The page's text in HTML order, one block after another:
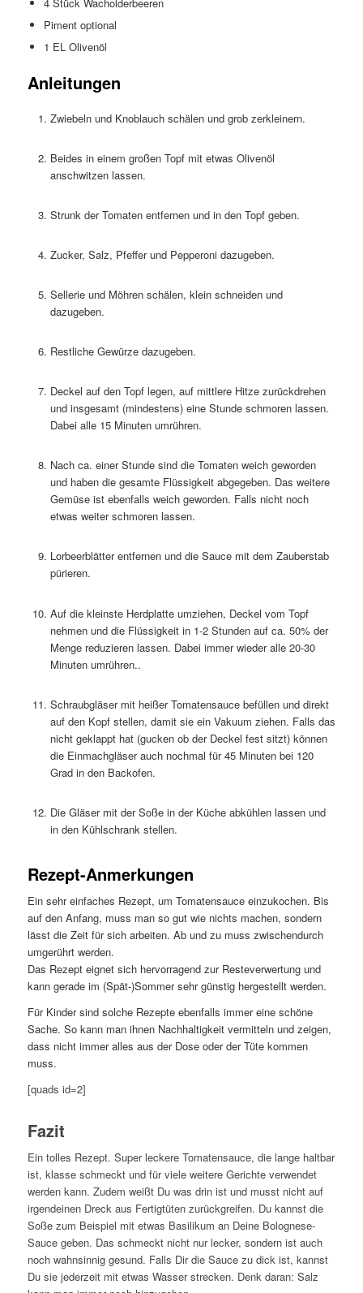
Piment optional
1 EL Olivenöl
Anleitungen
Zwiebeln und Knoblauch schälen und grob zerkleinern.
Beides in einem großen Topf mit etwas Olivenöl
anschwitzen lassen.
Strunk der Tomaten entfernen und in den Topf geben.
Zucker, Salz, Pfeffer und Pepperoni dazugeben.
Sellerie und Möhren schälen, klein schneiden und
dazugeben.
Restliche Gewürze dazugeben.
Deckel auf den Topf legen, auf mittlere Hitze zurückdrehen
und insgesamt (mindestens) eine Stunde schmoren lassen.
Dabei alle 15 Minuten umrühren.
Nach ca. einer Stunde sind die Tomaten weich geworden
und haben die gesamte Flüssigkeit abgegeben. Das weitere
Gemüse ist ebenfalls weich geworden. Falls nicht noch
etwas weiter schmoren lassen.
Lorbeerblätter entfernen und die Sauce mit dem Zauberstab
pürieren.
Auf die kleinste Herdplatte umziehen, Deckel vom Topf
nehmen und die Flüssigkeit in 1-2 Stunden auf ca. 50% der
Menge reduzieren lassen. Dabei immer wieder alle 20-30
Minuten umrühren..
Schraubgläser mit heißer Tomatensauce befüllen und direkt
auf den Kopf stellen, damit sie ein Vakuum ziehen. Falls das
nicht geklappt hat (gucken ob der Deckel fest sitzt) können
die Einmachgläser auch nochmal für 45 Minuten bei 120
Grad in den Backofen.
Die Gläser mit der Soße in der Küche abkühlen lassen und
in den Kühlschrank stellen.
Rezept-Anmerkungen
Ein sehr einfaches Rezept, um Tomatensauce einzukochen. Bis
auf den Anfang, muss man so gut wie nichts machen, sondern
lässt die Zeit für sich arbeiten. Ab und zu muss zwischendurch
umgerührt werden.
Das Rezept eignet sich hervorragend zur Resteverwertung und
kann gerade im (Spät-)Sommer sehr günstig hergestellt werden.
Für Kinder sind solche Rezepte ebenfalls immer eine schöne
Sache. So kann man ihnen Nachhaltigkeit vermitteln und zeigen,
dass nicht immer alles aus der Dose oder der Tüte kommen
muss.
[quads id=2]
Fazit
Ein tolles Rezept. Super leckere Tomatensauce, die lange haltbar
ist, klasse schmeckt und für viele weitere Gerichte verwendet
werden kann. Zudem weißt Du was drin ist und musst nicht auf
irgendeinen Dreck aus Fertigtüten zurückgreifen. Du kannst die
Soße zum Beispiel mit etwas Basilikum an Deine Bolognese-
Sauce geben. Das schmeckt nicht nur lecker, sondern ist auch
noch wahnsinnig gesund. Falls Dir die Sauce zu dick ist, kannst
Du sie jederzeit mit etwas Wasser strecken. Denk daran: Salz